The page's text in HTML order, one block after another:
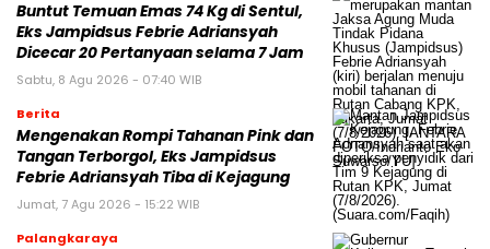
Buntut Temuan Emas 74 Kg di Sentul,
Eks Jampidsus Febrie Adriansyah
Dicecar 20 Pertanyaan selama 7 Jam
Sabtu, 8 Agu 2026 - 07:40 WIB
Berita
Mengenakan Rompi Tahanan Pink dan
Tangan Terborgol, Eks Jampidsus
Febrie Adriansyah Tiba di Kejagung
Jumat, 7 Agu 2026 - 15:22 WIB
Palangkaraya